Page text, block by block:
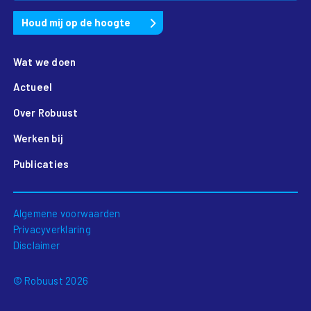
Wat we doen
Actueel
Over Robuust
Werken bij
Publicaties
Algemene voorwaarden
Privacyverklaring
Disclaimer
© Robuust 2026